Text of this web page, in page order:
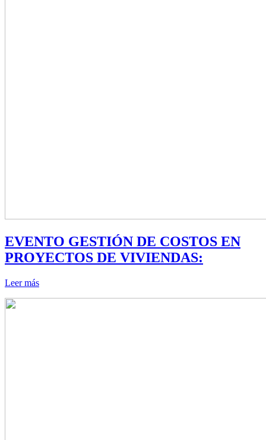
EVENTO GESTIÓN DE COSTOS EN
PROYECTOS DE VIVIENDAS:
Leer más